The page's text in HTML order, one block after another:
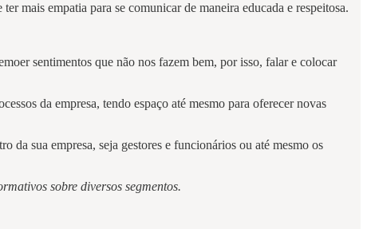
mais empatia para se comunicar de maneira educada e respeitosa.
sentimentos que não nos fazem bem, por isso, falar e colocar
da empresa, tendo espaço até mesmo para oferecer novas
da sua empresa, seja gestores e funcionários ou até mesmo os
sobre diversos segmentos.